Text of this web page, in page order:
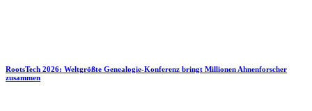
RootsTech 2026: Weltgrößte Genealogie-Konferenz bringt Millionen Ahnenforscher
zusammen